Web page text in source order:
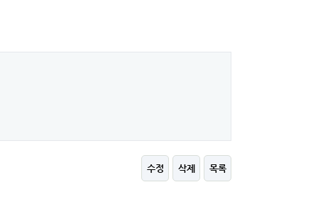
수정 삭제 목록